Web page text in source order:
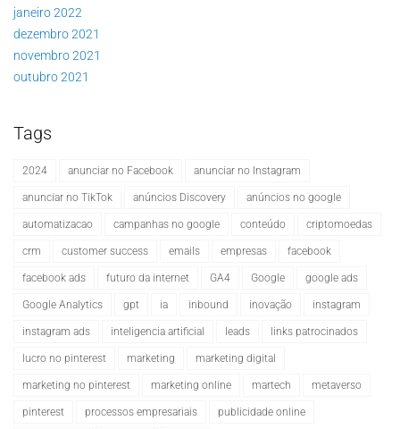
janeiro 2022
dezembro 2021
novembro 2021
outubro 2021
Tags
2024 anunciar no Facebook anunciar no Instagram
anunciar no TikTok anúncios Discovery anúncios no google
automatizacao campanhas no google conteúdo criptomoedas
crm customer success emails empresas facebook
facebook ads futuro da internet GA4 Google google ads
Google Analytics gpt ia inbound inovação instagram
instagram ads inteligencia artificial leads links patrocinados
lucro no pinterest marketing marketing digital
marketing no pinterest marketing online martech metaverso
pinterest processos empresariais publicidade online